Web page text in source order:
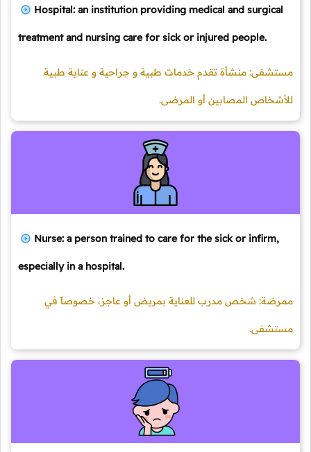
Hospital: an institution providing medical and surgical
treatment and nursing care for sick or injured people.
مستشفى: منشأة تقدم خدمات طبية و جراحية و عناية طبية
للأشخاص المصابين أو المرضى.
Nurse: a person trained to care for the sick or infirm,
especially in a hospital.
ممرضة: شخص مدرب للعناية بمريض أو عاجز، خصوصاً في
مستشفى.